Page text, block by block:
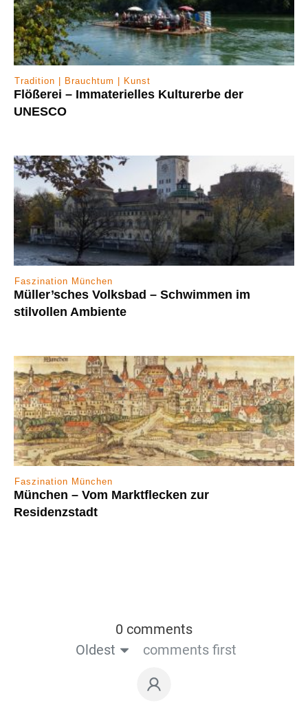
Tradition | Brauchtum | Kunst
Flößerei – Immaterielles Kulturerbe der
UNESCO
Faszination München
Müller’sches Volksbad – Schwimmen im
stilvollen Ambiente
Faszination München
München – Vom Marktflecken zur
Residenzstadt
0 comments
Oldest
comments first